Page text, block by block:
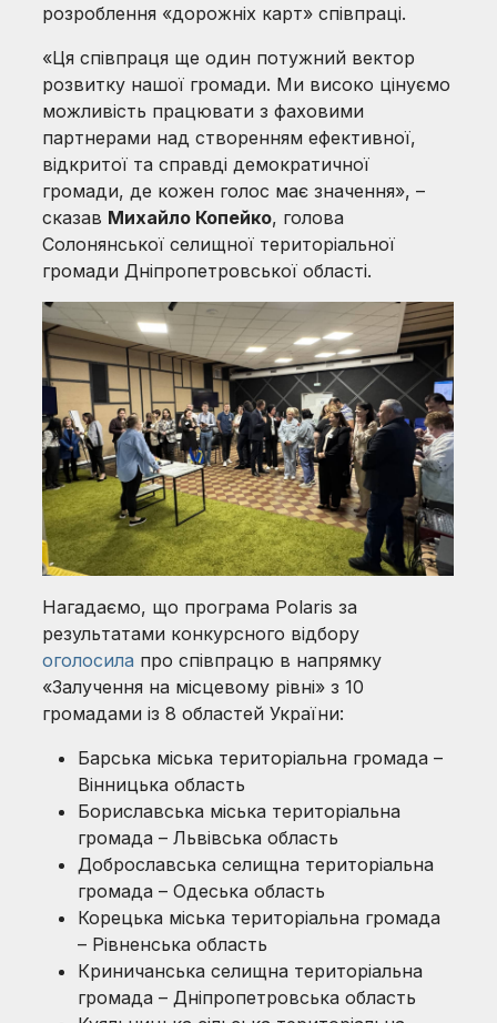
розроблення «дорожніх карт» співпраці.
«Ця співпраця ще один потужний вектор
розвитку нашої громади. Ми високо цінуємо
можливість працювати з фаховими
партнерами над створенням ефективної,
відкритої та справді демократичної
громади, де кожен голос має значення», –
сказав Михайло Копейко, голова
Солонянської селищної територіальної
громади Дніпропетровської області.
Нагадаємо, що програма Polaris за
результатами конкурсного відбору
оголосила про співпрацю в напрямку
«Залучення на місцевому рівні» з 10
громадами із 8 областей України:
Барська міська територіальна громада –
Вінницька область
Бориславська міська територіальна
громада – Львівська область
Доброславська селищна територіальна
громада – Одеська область
Корецька міська територіальна громада
– Рівненська область
Криничанська селищна територіальна
громада – Дніпропетровська область